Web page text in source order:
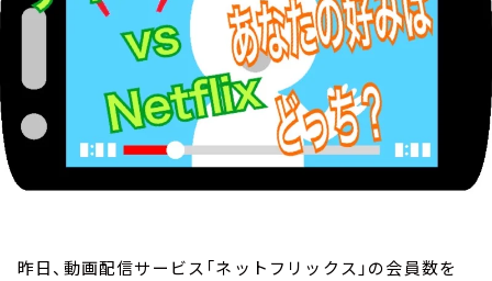
昨日、動画配信サービス「ネットフリックス」の会員数を